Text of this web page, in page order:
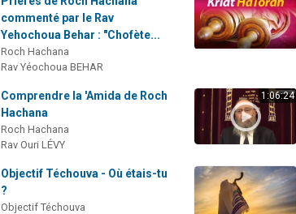
commenté par le Rav
Yehochoua Behar : "Chofète...
Roch Hachana
Rav Yéochoua BEHAR
Comprendre la 'Amida de Roch
Hachana
Roch Hachana
Rav Ouri LÉVY
1:06:24
Objectif Téchouva - Où étais-tu
?
Objectif Téchouva